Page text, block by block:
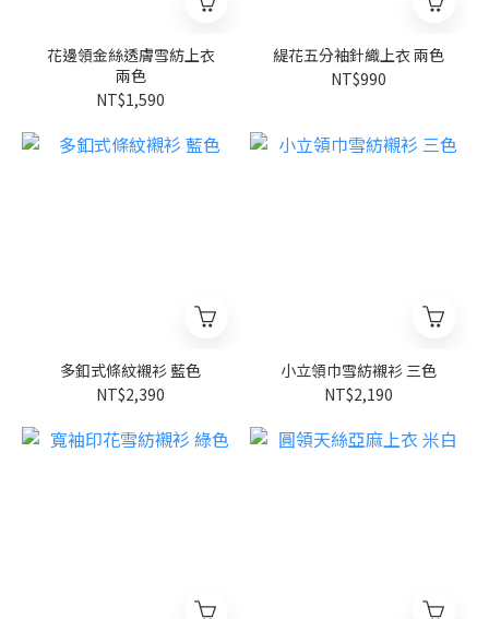
花邊領金絲透膚雪紡上衣
兩色
NT$1,590
緹花五分袖針織上衣 兩色
NT$990
多釦式條紋襯衫 藍色
NT$2,390
小立領巾雪紡襯衫 三色
NT$2,190